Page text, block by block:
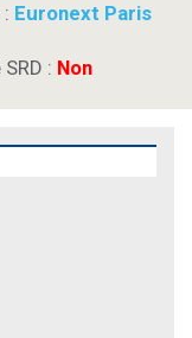
Euronext Paris
: Non